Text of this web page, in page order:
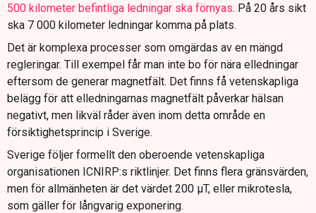
500 kilometer befintliga ledningar ska förnyas. På 20 års sikt
ska 7 000 kilometer ledningar komma på plats.
Det är komplexa processer som omgärdas av en mängd
regleringar. Till exempel får man inte bo för nära elledningar
eftersom de generar magnetfält. Det finns få vetenskapliga
belägg för att elledningarnas magnetfält påverkar hälsan
negativt, men likväl råder även inom detta område en
försiktighetsprincip i Sverige.
Sverige följer formellt den oberoende vetenskapliga
organisationen ICNIRP:s riktlinjer. Det finns flera gränsvärden,
men för allmänheten är det värdet 200 µT, eller mikrotesla,
som gäller för långvarig exponering.